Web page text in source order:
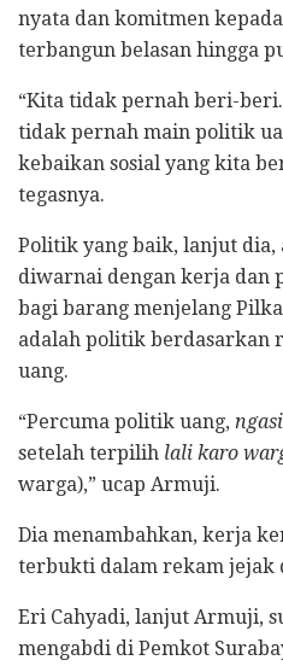
nyata dan komitmen
terbangun belasan hingga
“Kita tidak pernah beri-
tidak pernah main politik
kebaikan sosial yang kita
tegasnya.
Politik yang baik, lanjut
diwarnai dengan kerja dan
bagi barang menjelang
adalah politik berdasarkan
uang.
“Percuma politik uang,
setelah terpilih lali karo
warga),” ucap Armuji.
Dia menambahkan, kerja
terbukti dalam rekam jejak
Eri Cahyadi, lanjut Armuji,
mengabdi di Pemkot